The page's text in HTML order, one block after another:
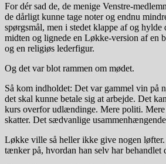
For dér sad de, de menige Venstre-
de dårligt kunne tage noter og endnu
spørgsmål, men i stedet klappe af og hylde
midten og lignede en Løkke-version af en
og en religiøs lederfigur.
Og det var blot rammen om mødet.
Så kom indholdet: Det var gammel vin på
det skal kunne betale sig at arbejde. Det
kurs overfor udlændinge. Mere politi.
skatter. Det sædvanlige
Løkke ville så heller ikke give nogen
tænker på, hvordan han selv har behandlet